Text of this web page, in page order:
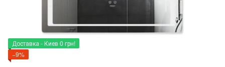
Доставка - Киев 0 грн!
−9%